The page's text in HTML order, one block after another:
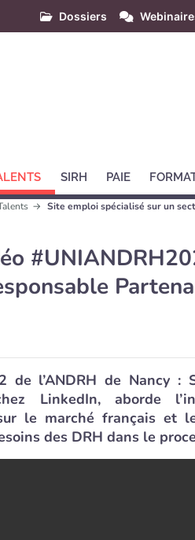
Dossiers
SIRH PAIE
Site emploi spécialisé sur un
de l’ANDRH de Nancy :
LinkedIn, aborde
le marché français et
des DRH dans le